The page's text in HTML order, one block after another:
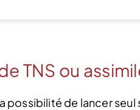
TNS ou
possibilité de lancer